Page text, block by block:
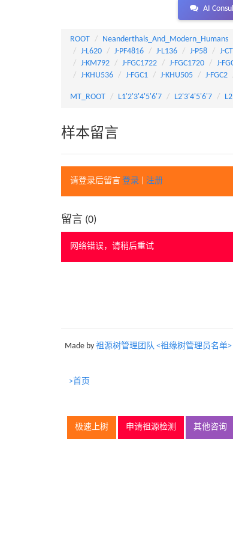
AI
ROOT Neanderthals_And_Modern_Humans
J-L620
J-PF4816 J-L136 J-P58 J-
J-KM792
J-FGC1722 J-FGC1720 J-
J-KHU536
J-FGC1 J-KHU505 J-FGC2
MT_ROOT L1'2'3'4'5'6'7 L2'3'4'5'6'7
样本留言
请登录后留言 登录 注册
留言 (0)
网络错误，请稍后重试
Made by 祖源树管理团队 <祖缘树管理员名单>
>首页
极速上树 申请祖源检测 其他咨询